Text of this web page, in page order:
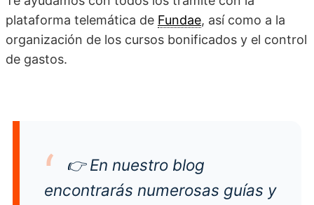
plataforma telemática de Fundae, así como a la
organización de los cursos bonificados y el control
de gastos.
👉En nuestro blog
encontrarás numerosas guías y